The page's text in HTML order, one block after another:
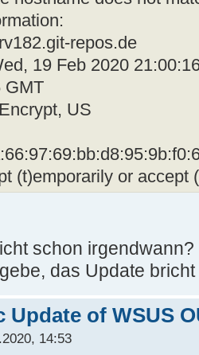
repos.de
19 Feb 2020
GMT
US
(t)emporarily or accept
schon irgendwann?
das Update
of WSUS
14:53